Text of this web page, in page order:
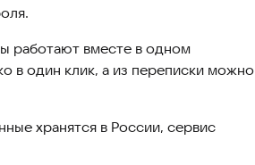
работают вместе в одном
в один клик, а из переписки можно
хранятся в России, сервис